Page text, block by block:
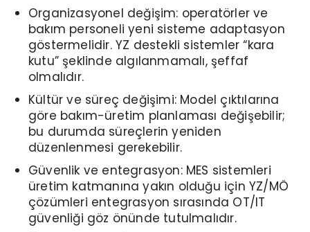
Organizasyonel değişim: operatörler ve
bakım personeli yeni sisteme adaptasyon
göstermelidir. YZ destekli sistemler “kara
kutu” şeklinde algılanmamalı, şeffaf
olmalıdır.
Kültür ve süreç değişimi: Model çıktılarına
göre bakım-üretim planlaması değişebilir;
bu durumda süreçlerin yeniden
düzenlenmesi gerekebilir.
Güvenlik ve entegrasyon: MES sistemleri
üretim katmanına yakın olduğu için YZ/MÖ
çözümleri entegrasyon sırasında OT/IT
güvenliği göz önünde tutulmalıdır.